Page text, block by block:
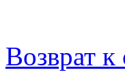
Возврат к